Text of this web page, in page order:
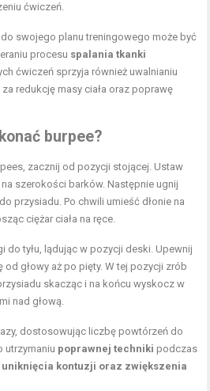
ćwiczeń.
do swojego planu treningowego może być
procesu spalania tkanki
ćwiczeń sprzyja również uwalnianiu
redukcję masy ciała oraz poprawę
burpee?
zacznij od pozycji stojącej. Ustaw
na szerokości barków. Następnie ugnij
przysiadu. Po chwili umieść dłonie na
ciężar ciała na ręce.
do tyłu, lądując w pozycji deski. Upewnij
od głowy aż po pięty. W tej pozycji zrób
skacząc i na końcu wyskocz w
nad głową.
dostosowując liczbę powtórzeń do
utrzymaniu poprawnej techniki podczas
kontuzji oraz zwiększenia